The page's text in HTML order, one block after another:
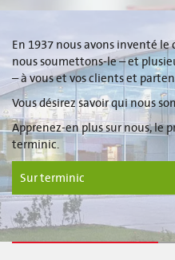
En 1937 nous avons inventé
nous soumettons-le – et
– à vous et vos clients et
Vous désirez savoir qui nous
Apprenez-en plus sur nous, le
terminic.
Sur terminic